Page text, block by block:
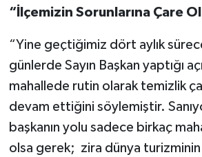
“İlçemizin Sorunlarına Çare
“Yine geçtiğimiz dört aylık
günlerde Sayın Başkan yaptığı
mahallede rutin olarak temizlik
devam ettiğini söylemiştir.
başkanın yolu sadece birkaç
olsa gerek; zira dünya